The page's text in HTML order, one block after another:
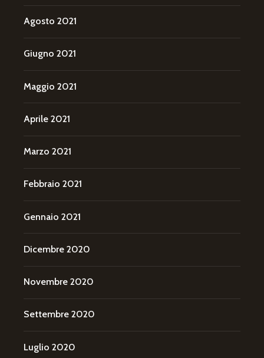
Agosto 2021
Giugno 2021
Maggio 2021
Aprile 2021
Marzo 2021
Febbraio 2021
Gennaio 2021
Dicembre 2020
Novembre 2020
Settembre 2020
Luglio 2020